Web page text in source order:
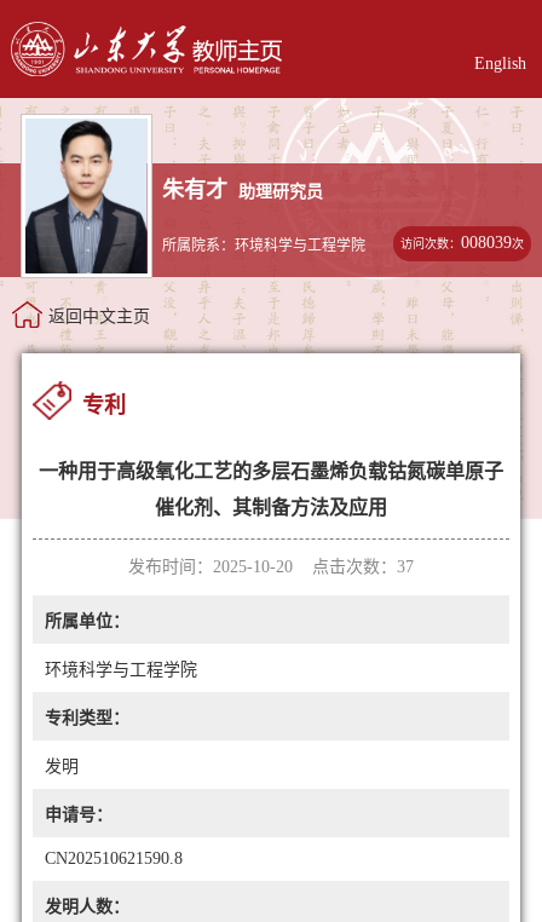
English
朱有才 助理研究员
所属院系：环境科学与工程学院 访问次数：008039次
返回中文主页
专利
一种用于高级氧化工艺的多层石墨烯负载钴氮碳单原子
催化剂、其制备方法及应用
发布时间：2025-10-20 点击次数： 37
所属单位：
环境科学与工程学院
专利类型：
发明
申请号：
CN202510621590.8
发明人数：